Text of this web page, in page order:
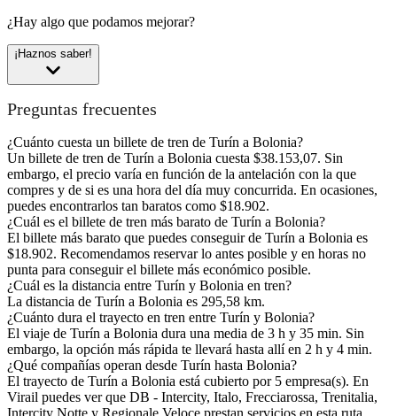
¿Hay algo que podamos mejorar?
¡Haznos saber!
Preguntas frecuentes
¿Cuánto cuesta un billete de tren de Turín a Bolonia?
Un billete de tren de Turín a Bolonia cuesta $38.153,07. Sin
embargo, el precio varía en función de la antelación con la que
compres y de si es una hora del día muy concurrida. En ocasiones,
puedes encontrarlos tan baratos como $18.902.
¿Cuál es el billete de tren más barato de Turín a Bolonia?
El billete más barato que puedes conseguir de Turín a Bolonia es
$18.902. Recomendamos reservar lo antes posible y en horas no
punta para conseguir el billete más económico posible.
¿Cuál es la distancia entre Turín y Bolonia en tren?
La distancia de Turín a Bolonia es 295,58 km.
¿Cuánto dura el trayecto en tren entre Turín y Bolonia?
El viaje de Turín a Bolonia dura una media de 3 h y 35 min. Sin
embargo, la opción más rápida te llevará hasta allí en 2 h y 4 min.
¿Qué compañías operan desde Turín hasta Bolonia?
El trayecto de Turín a Bolonia está cubierto por 5 empresa(s). En
Virail puedes ver que DB - Intercity, Italo, Frecciarossa, Trenitalia,
Intercity Notte y Regionale Veloce prestan servicios en esta ruta.